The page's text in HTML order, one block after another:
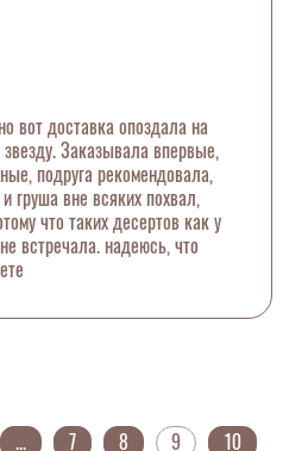
вот доставка опоздала на
Заказывала впервые,
подруга рекомендовала,
груша вне всяких похвал,
что таких десертов как у
встречала. надеюсь, что
... 7 8 9
10